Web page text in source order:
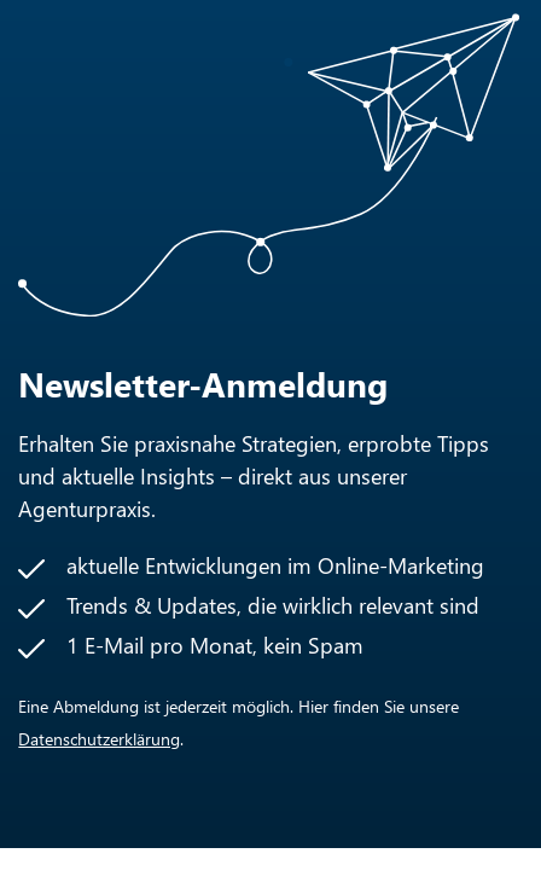
Newsletter-Anmeldung
Erhalten Sie praxisnahe Strategien, erprobte Tipps
und aktuelle Insights – direkt aus unserer
Agenturpraxis.
aktuelle Entwicklungen im Online-Marketing
Trends & Updates, die wirklich relevant sind
1 E-Mail pro Monat, kein Spam
Eine Abmeldung ist jederzeit möglich. Hier finden Sie unsere
Datenschutzerklärung.